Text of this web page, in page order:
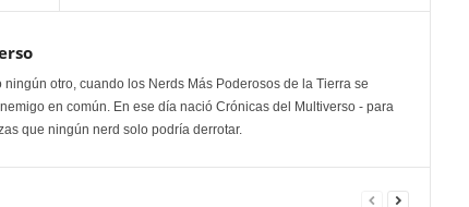
ningún otro, cuando los Nerds Más Poderosos de la Tierra se
en común. En ese día nació Crónicas del Multiverso - para
que ningún nerd solo podría derrotar.